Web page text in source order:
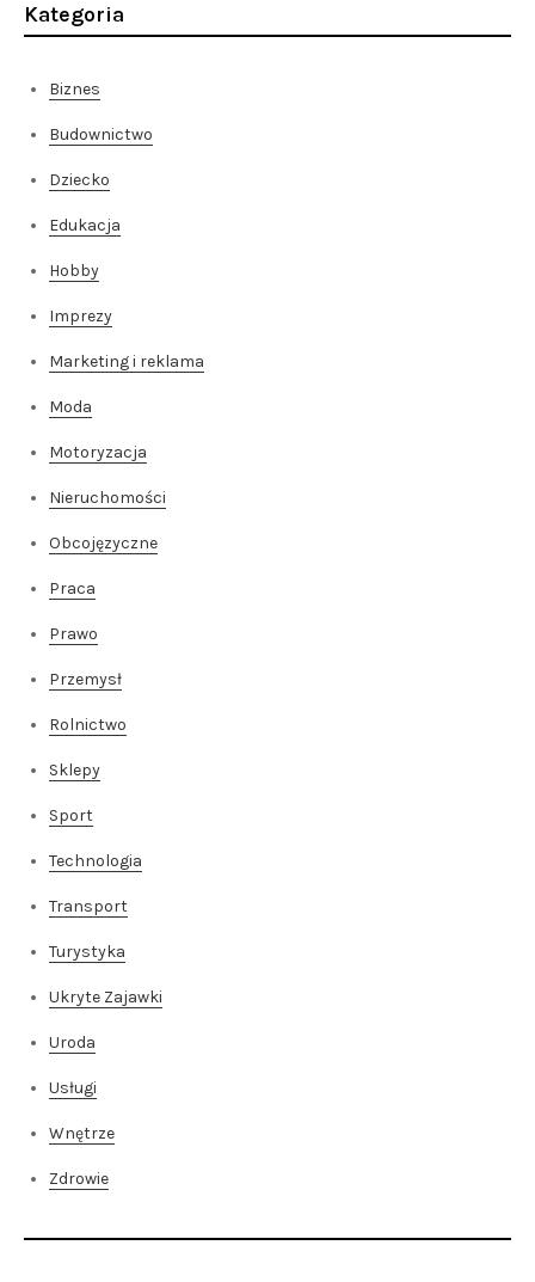
Kategoria
Biznes
Budownictwo
Dziecko
Edukacja
Hobby
Imprezy
Marketing i reklama
Moda
Motoryzacja
Nieruchomości
Obcojęzyczne
Praca
Prawo
Przemysł
Rolnictwo
Sklepy
Sport
Technologia
Transport
Turystyka
Ukryte Zajawki
Uroda
Usługi
Wnętrze
Zdrowie